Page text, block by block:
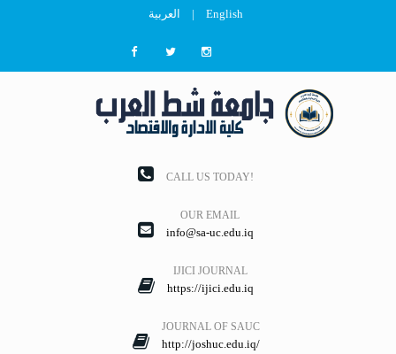
العربية | English
CALL US TODAY!
OUR EMAIL
info@sa-uc.edu.iq
IJICI JOURNAL
https://ijici.edu.iq
JOURNAL OF SAUC
http://joshuc.edu.iq/